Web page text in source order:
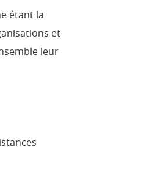
étant la
et
leur